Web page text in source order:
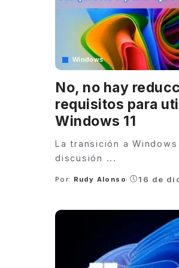
Windows
No, no hay
requisitos para
Windows 11
La transición a Windows
discusión ...
Posted
Por: Rudy Alonso 16 de